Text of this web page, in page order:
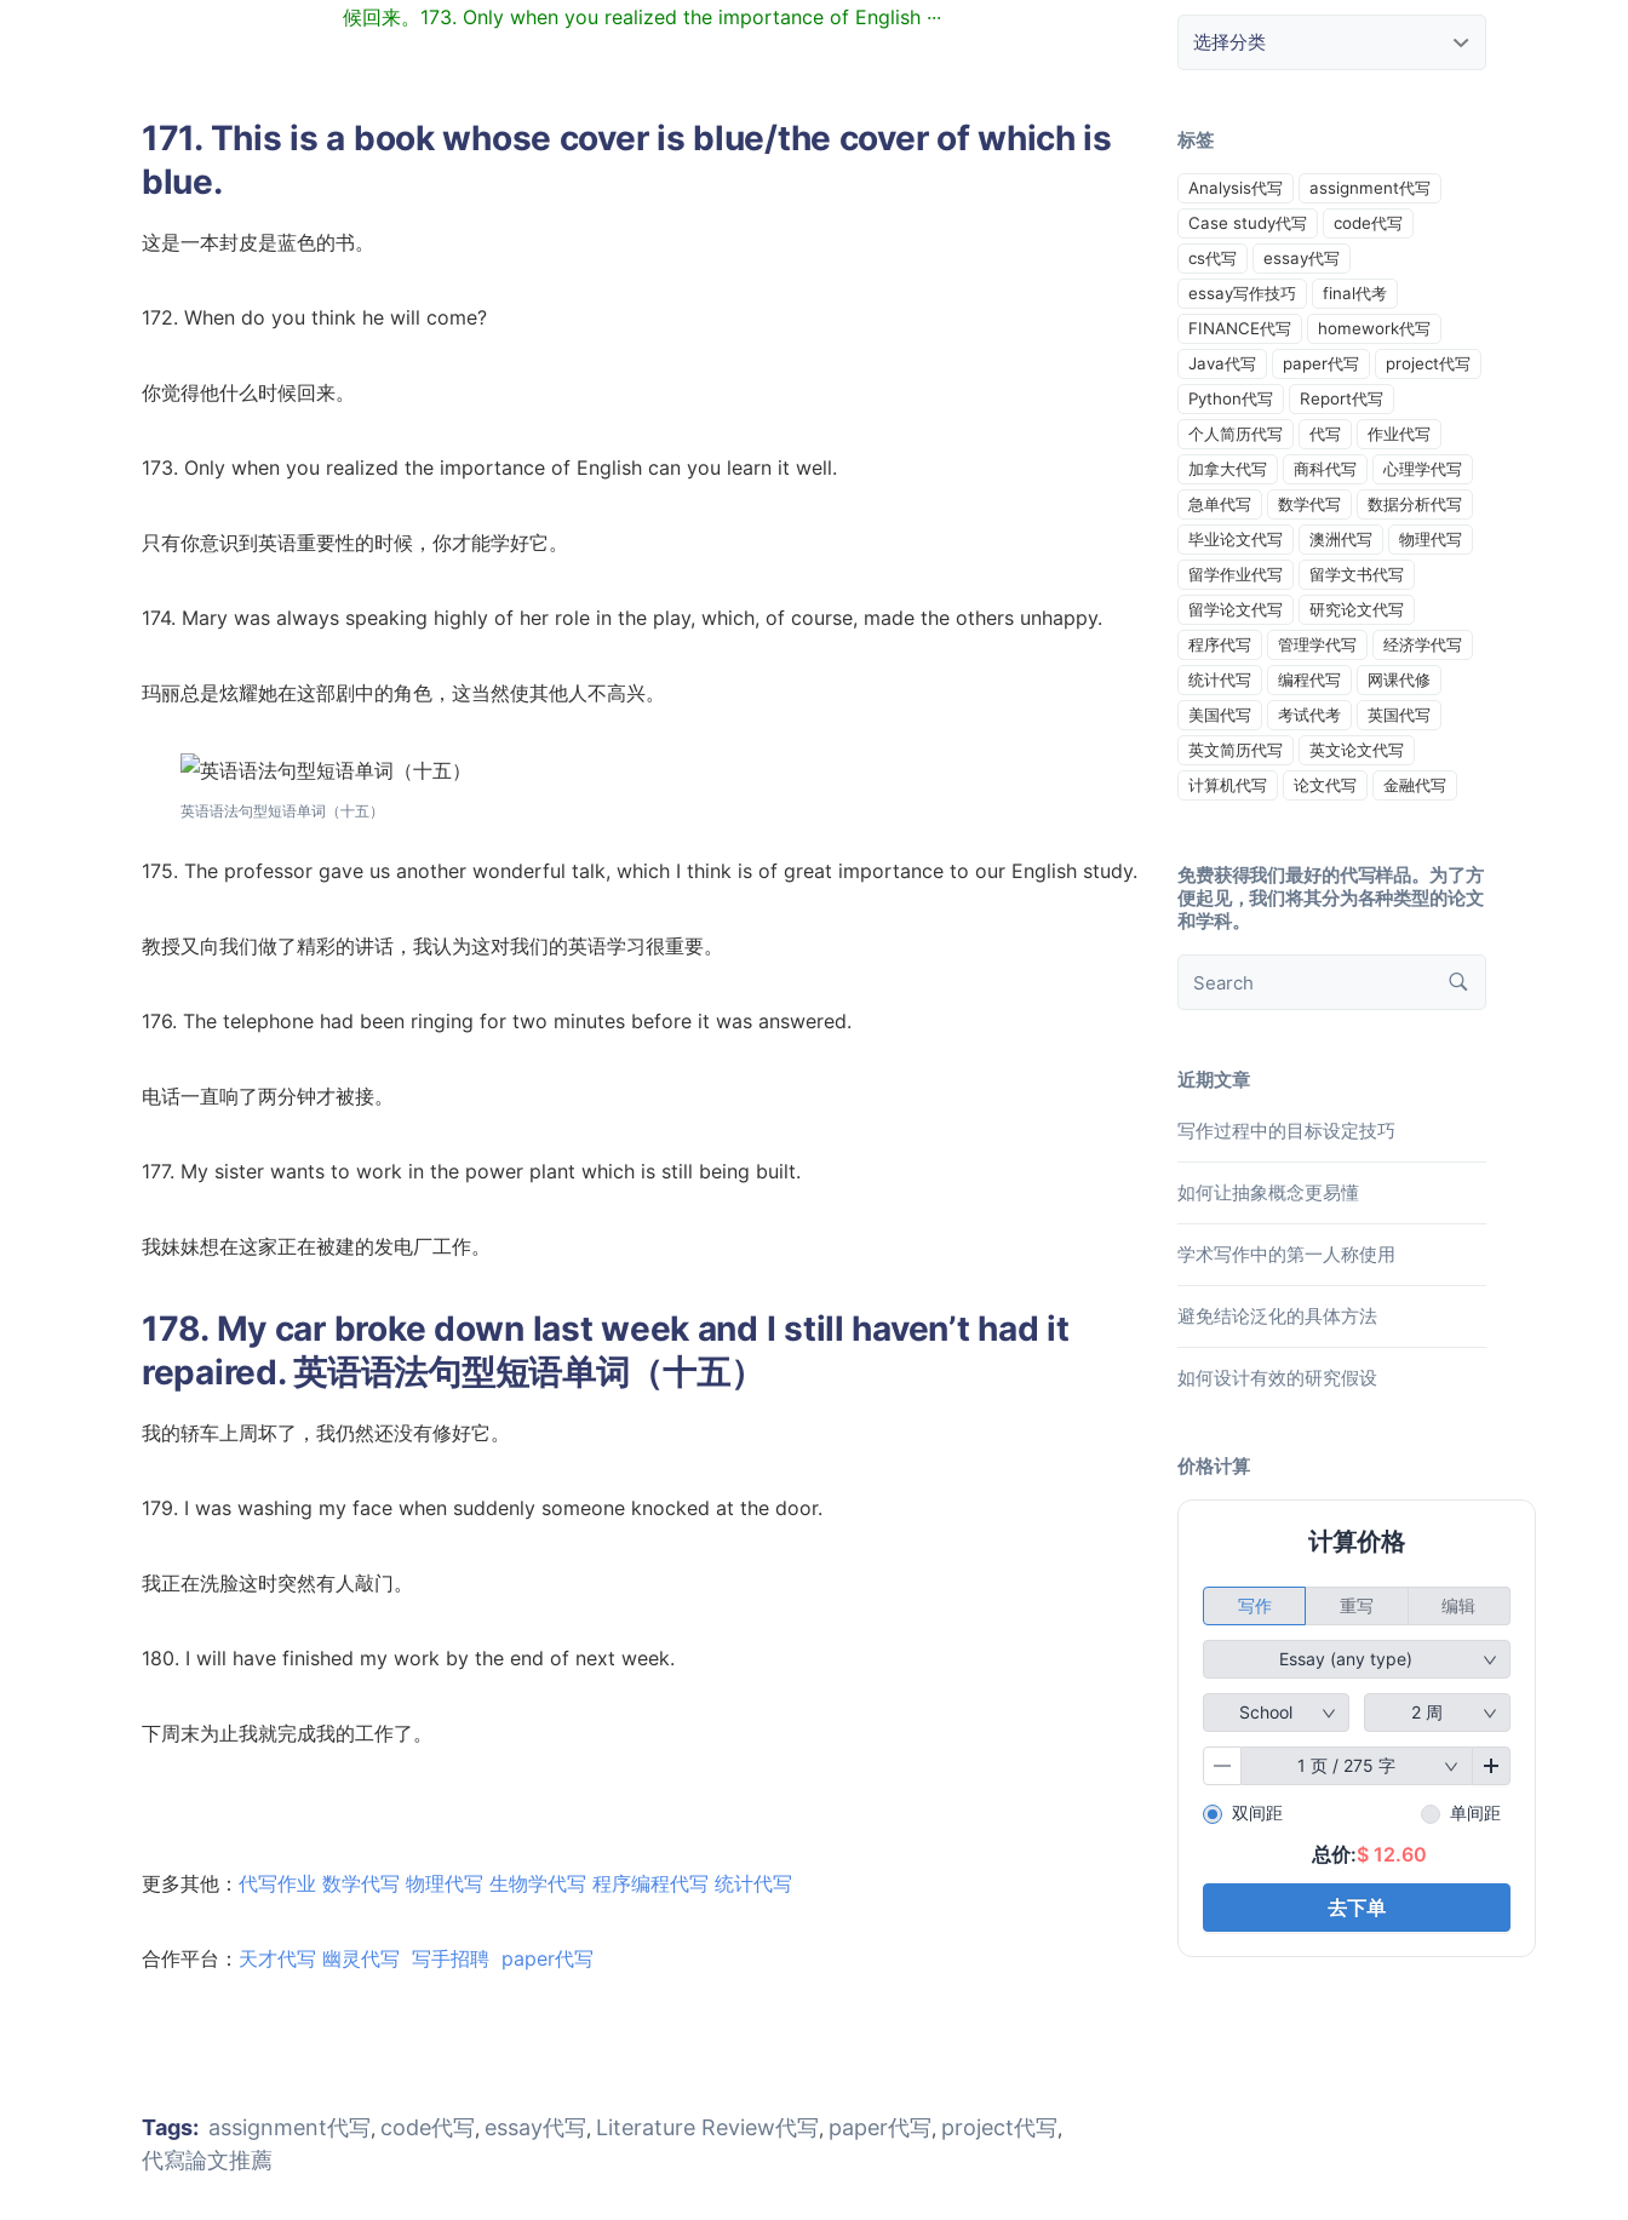
候回来。173. Only when you realized the importance of English ···
171. This is a book whose cover is blue/the cover of which is
blue.
这是一本封皮是蓝色的书。
172. When do you think he will come?
你觉得他什么时候回来。
173. Only when you realized the importance of English can you learn it well.
只有你意识到英语重要性的时候，你才能学好它。
174. Mary was always speaking highly of her role in the play, which, of course, made the others unhappy.
玛丽总是炫耀她在这部剧中的角色，这当然使其他人不高兴。
英语语法句型短语单词（十五）
175. The professor gave us another wonderful talk, which I think is of great importance to our English study.
教授又向我们做了精彩的讲话，我认为这对我们的英语学习很重要。
176. The telephone had been ringing for two minutes before it was answered.
电话一直响了两分钟才被接。
177. My sister wants to work in the power plant which is still being built.
我妹妹想在这家正在被建的发电厂工作。
178. My car broke down last week and I still haven’t had it
repaired. 英语语法句型短语单词（十五）
我的轿车上周坏了，我仍然还没有修好它。
179. I was washing my face when suddenly someone knocked at the door.
我正在洗脸这时突然有人敲门。
180. I will have finished my work by the end of next week.
下周末为止我就完成我的工作了。
更多其他： 代写作业 数学代写 物理代写 生物学代写 程序编程代写 统计代写
合作平台： 天才代写 幽灵代写 写手招聘 paper代写
Tags: assignment代写, code代写, essay代写, Literature Review代写, paper代写, project代写,
代寫論文推薦
标签
Analysis代写
assignment代写
Case study代写
code代写
cs代写
essay代写
essay写作技巧
final代考
FINANCE代写
homework代写
Java代写
paper代写
project代写
Python代写
Report代写
个人简历代写
代写
作业代写
加拿大代写
商科代写
心理学代写
急单代写
数学代写
数据分析代写
毕业论文代写
澳洲代写
物理代写
留学作业代写
留学文书代写
留学论文代写
研究论文代写
程序代写
管理学代写
经济学代写
统计代写
编程代写
网课代修
美国代写
考试代考
英国代写
英文简历代写
英文论文代写
计算机代写
论文代写 金融代写
免费获得我们最好的代写样品。为了方
便起见，我们将其分为各种类型的论文
和学科。
近期文章
写作过程中的目标设定技巧
如何让抽象概念更易懂
学术写作中的第一人称使用
避免结论泛化的具体方法
如何设计有效的研究假设
价格计算